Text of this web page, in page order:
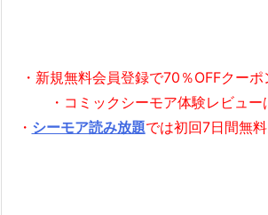
・新規無料会員登録で70％OFFクーポ
・コミックシーモア体験レビュ
・ シーモア読み放題では初回7日間無